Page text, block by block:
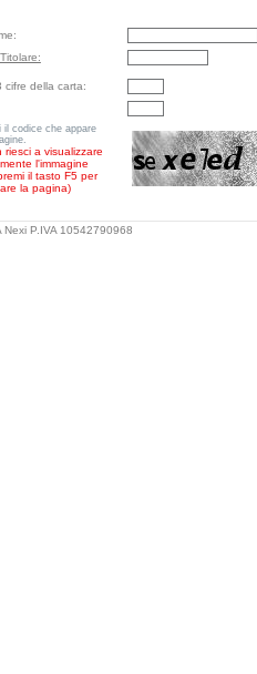
cifre della carta:
il codice che appare
riesci a visualizzare
l'immagine
il tasto F5 per
la pagina)
P.IVA 10542790968